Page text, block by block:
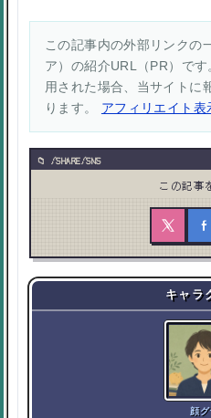
この記事内の外部リンクの
ア）の紹介URL（PR）で
用された場合、当サイトに
ります。 アフィリエイト表
/SHARE/SNS
この記事
キャラ
顔グ